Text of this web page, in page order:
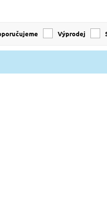
Výprodej